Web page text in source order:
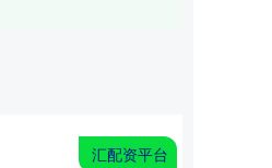
汇配资平台